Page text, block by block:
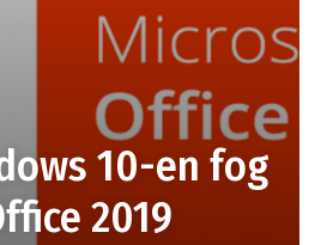
10-en fog
2019